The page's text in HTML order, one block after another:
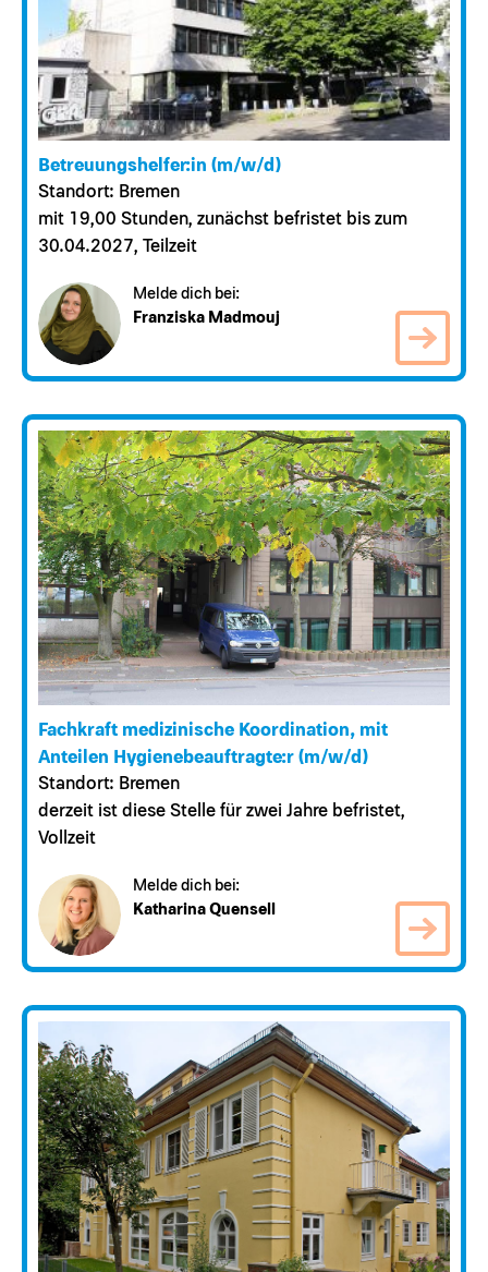
Betreuungshelfer:in (m/w/d)
Standort: Bremen
mit 19,00 Stunden, zunächst befristet bis zum
30.04.2027, Teilzeit
Melde dich bei:
Franziska Madmouj
Fachkraft medizinische Koordination, mit
Anteilen Hygienebeauftragte:r (m/w/d)
Standort: Bremen
derzeit ist diese Stelle für zwei Jahre befristet,
Vollzeit
Melde dich bei:
Katharina Quensell